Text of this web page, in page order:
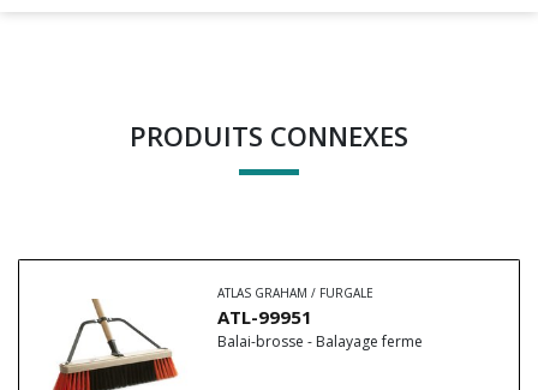
PRODUITS CONNEXES
ATLAS GRAHAM / FURGALE
ATL-99951
Balai-brosse - Balayage ferme